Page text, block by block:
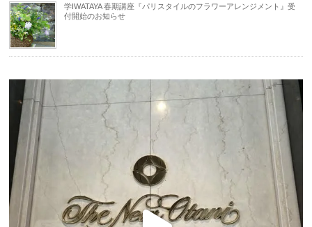
学IWATAYA 春期講座『パリスタイルのフラワーアレンジメント』受
付開始のお知らせ